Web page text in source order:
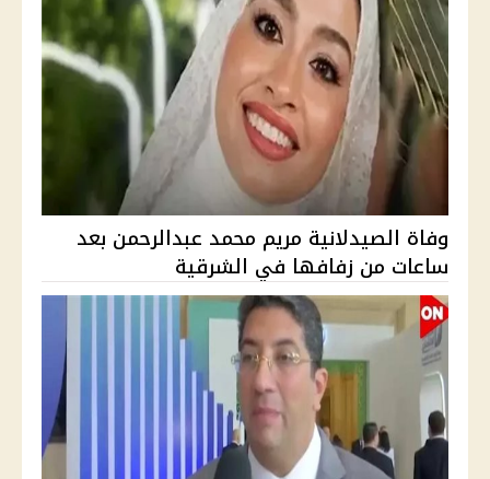
وفاة الصيدلانية مريم محمد عبدالرحمن بعد
ساعات من زفافها في الشرقية